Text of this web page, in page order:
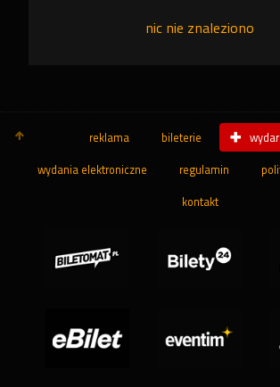
nic nie znaleziono
reklama bileterie
wydania elektroniczne regulamin
kontakt